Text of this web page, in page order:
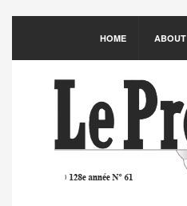
HOME ABOUT